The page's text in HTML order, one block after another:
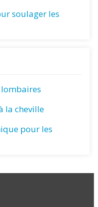
soulager les
la cheville
pour les